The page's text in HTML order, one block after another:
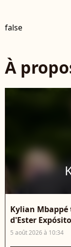
false
À
Kylian
d'Ester
5 août 2026 à 10:34